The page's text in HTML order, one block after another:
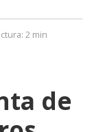
2 min
de